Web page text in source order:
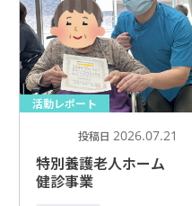
活動レポート
投稿日 2026.07.21
特別養護老人ホーム
健診事業